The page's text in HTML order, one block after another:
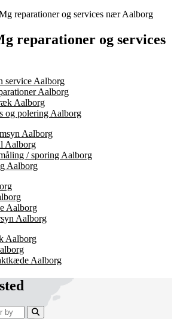
reparationer og services nær Aalborg
reparationer og services
service Aalborg
Aalborg
Aalborg
og polering Aalborg
Aalborg
Aalborg
/ sporing Aalborg
Aalborg
Aalborg
Aalborg
Aalborg
Aalborg